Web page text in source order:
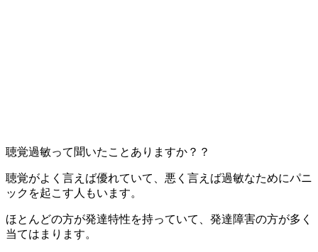
聴覚過敏って聞いたことありますか？？
聴覚がよく言えば優れていて、悪く言えば過敏なためにパニ
ックを起こす人もいます。
ほとんどの方が発達特性を持っていて、発達障害の方が多く
当てはまります。